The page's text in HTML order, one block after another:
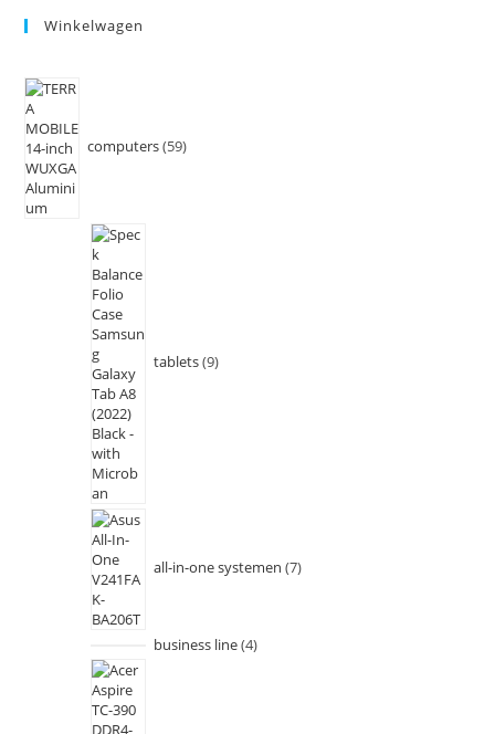
Winkelwagen
computers 59
tablets 9
all-in-one systemen 7
business line 4